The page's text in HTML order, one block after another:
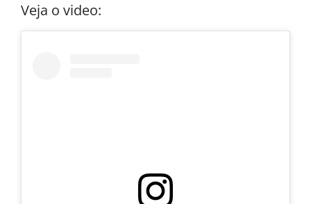
Veja o video: